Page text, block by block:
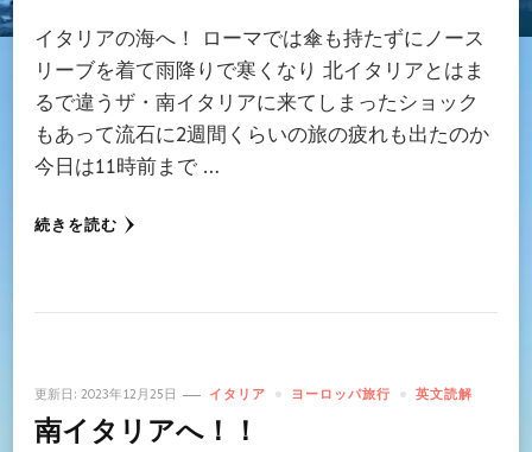
イタリアの海へ！ ローマでは傘も持たずにノース
リーブを着て雨降りで寒くなり 北イタリアとはま
るで違うザ・南イタリアに来てしまったショック
もあって流石に2週間くらいの旅の疲れも出たのか
今日は11時前まで …
続きを読む
更新日: 2023年12月25日 イタリア ヨーロッパ旅行 英文読解
南イタリアへ！！